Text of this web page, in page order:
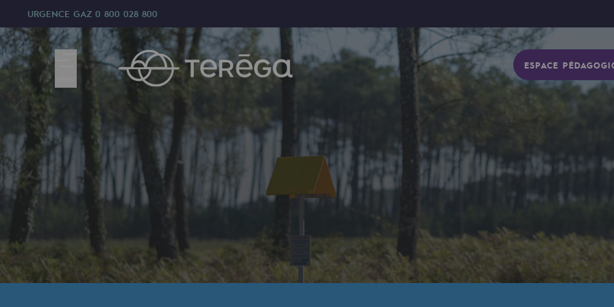
URGENCE GAZ 0 800 028 800
ESPACE
Nous sommes
Nous sommes
80 ans d'histoire
Teréga
Accélérateur de la transition énergétique